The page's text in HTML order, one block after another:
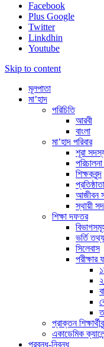
Facebook
Plus Google
Twitter
Linkdhin
Youtube
Skip to content
মূলপাতা
মা’হাদ
পরিচিতি
আরবী
বাংলা
মা’হাদ পরিবার
শূরা
শিক্ষকবৃন্দ
আজীবন
স্থায়ী
শিক্ষা দফতর
ভর্তি তথ্য
সিলেবাস
প্রাক্তন
একাডেমিক
প্রবন্ধ-নিবন্ধ